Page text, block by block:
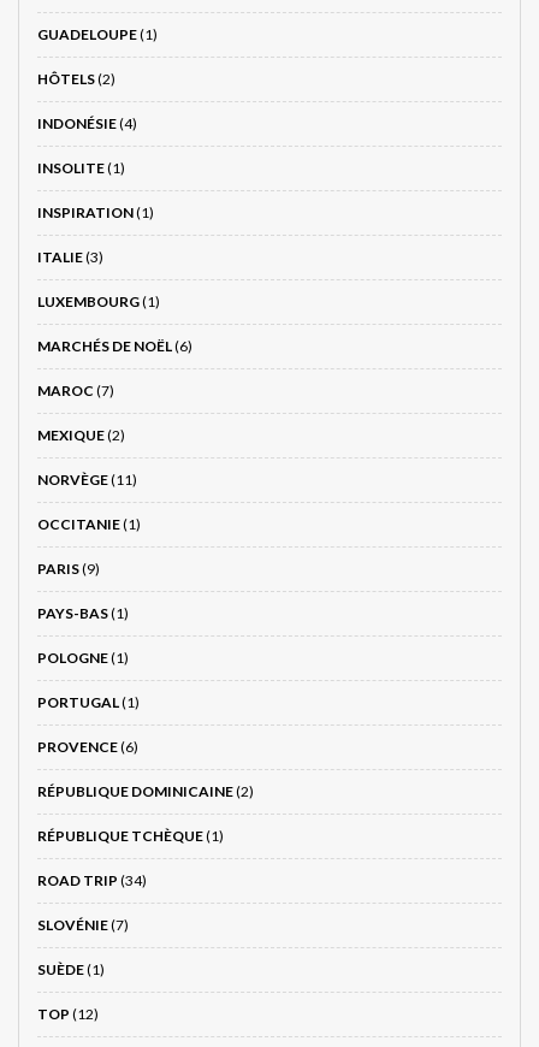
GUADELOUPE(1)
HÔTELS(2)
INDONÉSIE(4)
INSOLITE(1)
INSPIRATION(1)
ITALIE(3)
LUXEMBOURG(1)
MARCHÉS DE NOËL(6)
MAROC (7)
MEXIQUE(2)
NORVÈGE(11)
OCCITANIE(1)
PARIS(9)
PAYS-BAS(1)
POLOGNE(1)
PORTUGAL(1)
PROVENCE(6)
RÉPUBLIQUE DOMINICAINE(2)
RÉPUBLIQUE TCHÈQUE(1)
ROAD TRIP (34)
SLOVÉNIE(7)
SUÈDE(1)
TOP (12)